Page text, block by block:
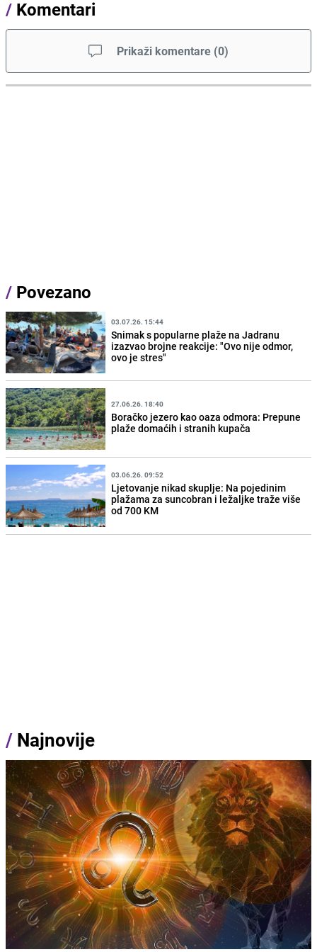
/ Komentari
Prikaži komentare (0)
/ Povezano
03.07.26. 15:44
Snimak s popularne plaže na Jadranu
izazvao brojne reakcije: "Ovo nije odmor,
ovo je stres"
27.06.26. 18:40
Boračko jezero kao oaza odmora: Prepune
plaže domaćih i stranih kupača
03.06.26. 09:52
Ljetovanje nikad skuplje: Na pojedinim
plažama za suncobran i ležaljke traže više
od 700 KM
/ Najnovije